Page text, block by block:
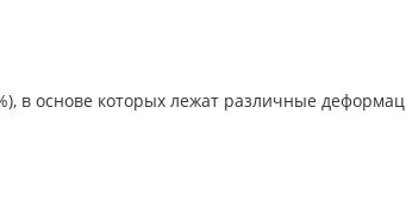
в основе которых лежат различные